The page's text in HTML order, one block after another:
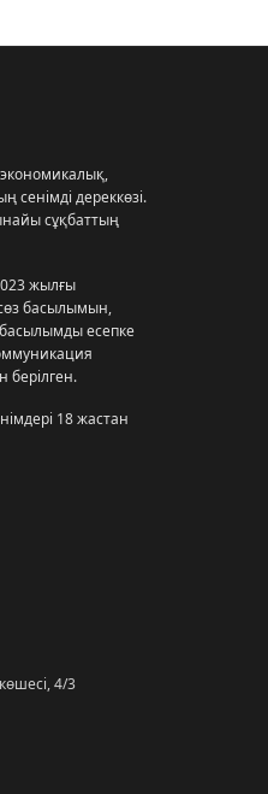
экономикалық,
дереккөзі.
сұқбаттың
жылғы
басылымын,
басылымды есепке
берілген.
18 жастан
4/3